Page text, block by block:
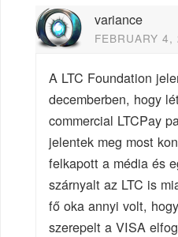
variance
FEBRUARY
A LTC Foundation
decemberben, hogy
commercial LTCPay
jelentek meg most
felkapott a média és
szárnyalt az LTC is
fő oka annyi volt,
szerepelt a VISA